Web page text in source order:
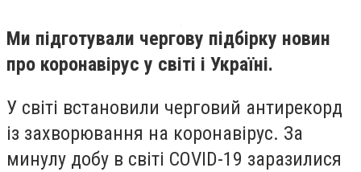
Ми підготували чергову підбірку новин
про коронавірус у світі і Україні.
У світі встановили черговий антирекорд
із захворювання на коронавірус. За
минулу добу в світі COVID-19 заразилися